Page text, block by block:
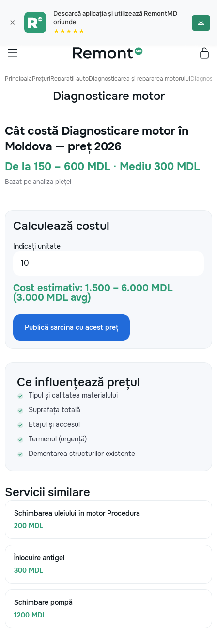
×
Descarcă aplicația și utilizează RemontMD
oriunde
★★★★★
PrincipalaPrețuriReparatii autoDiagnosticarea și repararea motorului
Diagnosticare motor
Cât costă Diagnosticare motor în
Moldova — preț 2026
De la 150 – 600 MDL · Mediu 300 MDL
Bazat pe analiza pieței
Calculează costul
Indicați unitate
Cost estimativ: 1.500 – 6.000 MDL
(3.000 MDL avg)
Publică sarcina cu acest preț
Ce influențează prețul
Tipul și calitatea materialului
Suprafața totală
Etajul și accesul
Termenul (urgență)
Demontarea structurilor existente
Servicii similare
Schimbarea uleiului in motor Procedura
200 MDL
Înlocuire antigel
300 MDL
Schimbare pompă
1200 MDL